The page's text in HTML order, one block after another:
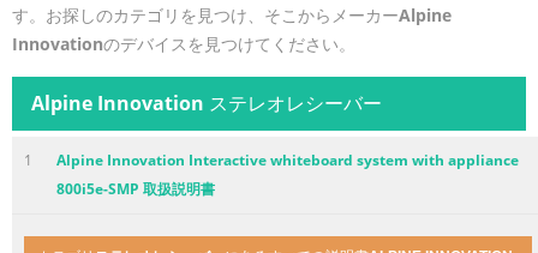
す。お探しのカテゴリを見つけ、そこからメーカーAlpine
Innovationのデバイスを見つけてください。
Alpine Innovation ステレオレシーバー
1
Alpine Innovation Interactive whiteboard system with appliance
800i5e-SMP 取扱説明書